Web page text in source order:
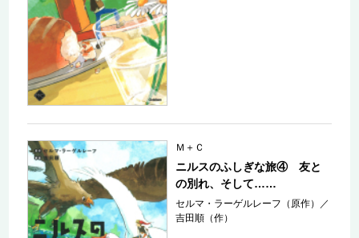
Ｍ＋Ｃ
ニルスのふしぎな旅④ 友と
の別れ、そして……
セルマ・ラーゲルレーフ（原作）
／
吉田順（作）